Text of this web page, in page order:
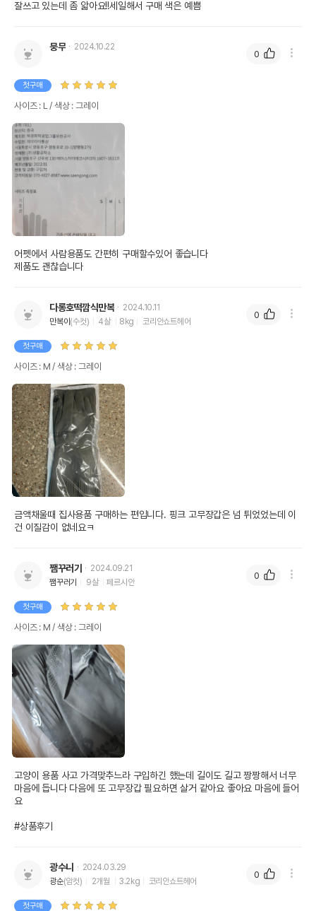
잘쓰고 있는데 좀 앏아요!!세일해서 구매 색은 예쁨
뭉무 2024.10.22
첫구매
사이즈 : L / 색상 : 그레이
어펫에서 사람용품도 간편히 구매할수있어 좋습니다
제품도 괜찮습니다
0
다롱호떡깜식만복
2024.10.11
만복이 (수컷) 4살 8kg 코리안쇼트헤어
첫구매
사이즈 : M / 색상 : 그레이
금액채울때 집사용품 구매하는 편입니다. 핑크 고무장갑은 넘 튀었었는데 이
건 이질감이 없네요ㅋ
0
쨈꾸러기
2024.09.21
쨈꾸러기
9살 페르시안
첫구매
사이즈 : M / 색상 : 그레이
고양이 용품 사고 가격맞추느라 구입하긴 했는데 길이도 길고 짱짱해서 너무
마음에 듭니다 다음에 또 고무장갑 필요하면 살거 같아요 좋아요 마음에 들어
요
#상품후기
0
광수니
2024.03.29
광순(암컷) 2개월 3.2kg 코리안쇼트헤어
첫구매
0